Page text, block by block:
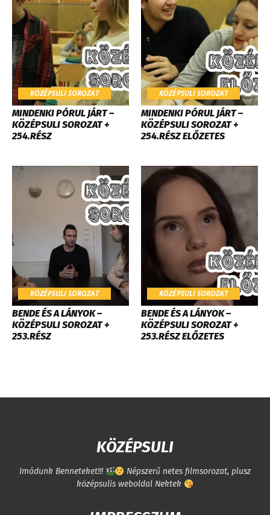
KÖZÉPSULI SOROZAT
MINDENKI PÓRUL JÁRT –
KÖZÉPSULI SOROZAT +
254.RÉSZ
KÖZÉPSULI SOROZAT
MINDENKI PÓRUL JÁRT –
KÖZÉPSULI SOROZAT +
254.RÉSZ ELŐZETES
KÖZÉPSULI SOROZAT
BENDE ÉS A LÁNYOK –
KÖZÉPSULI SOROZAT +
253.RÉSZ
KÖZÉPSULI SOROZAT
BENDE ÉS A LÁNYOK –
KÖZÉPSULI SOROZAT +
253.RÉSZ ELŐZETES
KÖZÉPSULI
Imádunk Benneteket!!!
Népszerű netes filmsorozat, plusz
középsulis weboldal Nektek